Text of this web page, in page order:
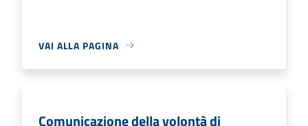
VAI ALLA PAGINA
Comunicazione della volontà di